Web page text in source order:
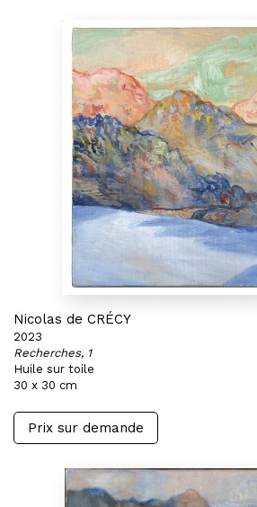
Nicolas de CRÉCY
2023
Recherches, 1
Huile sur toile
30 x 30 cm
Prix sur demande